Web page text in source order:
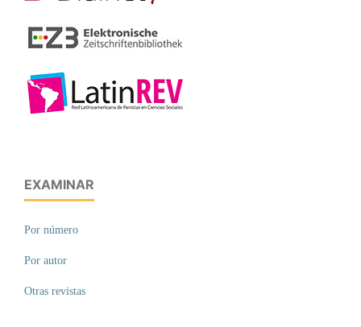
EXAMINAR
Por número
Por autor
Otras revistas